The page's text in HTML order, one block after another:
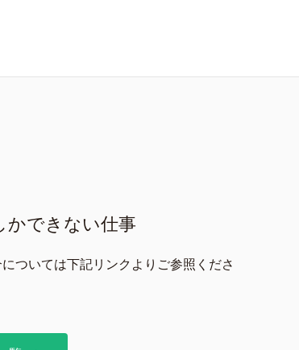
かできない仕事
ついては下記リンクよりご参照くださ